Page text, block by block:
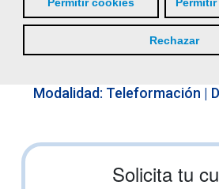
Rechazar
Modalidad:Teleformación|
Seguridad y utilización
Modalidad: Teleformación |
Solicita tu